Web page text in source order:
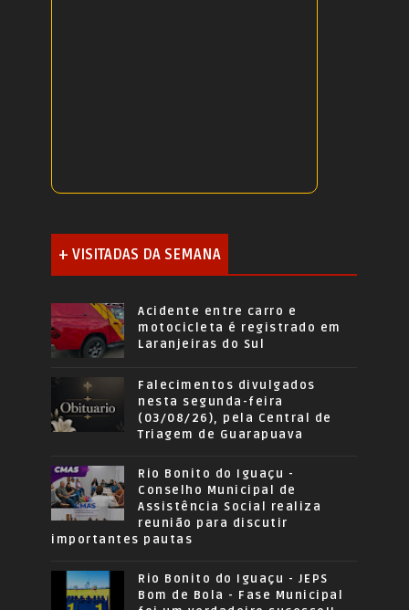
+ VISITADAS DA SEMANA
Acidente entre carro e
motocicleta é registrado em
Laranjeiras do Sul
Falecimentos divulgados
nesta segunda-feira
(03/08/26), pela Central de
Triagem de Guarapuava
Rio Bonito do Iguaçu -
Conselho Municipal de
Assistência Social realiza
reunião para discutir
importantes pautas
Rio Bonito do Iguaçu - JEPS
Bom de Bola - Fase Municipal